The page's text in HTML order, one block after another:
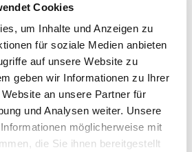
Cookies
um Inhalte und Anzeigen zu
für soziale Medien anbieten
auf unsere Website zu
geben wir Informationen zu Ihrer
an unsere Partner für
und Analysen weiter. Unsere
möglicherweise mit
die Sie ihnen bereitgestellt
Sie auch